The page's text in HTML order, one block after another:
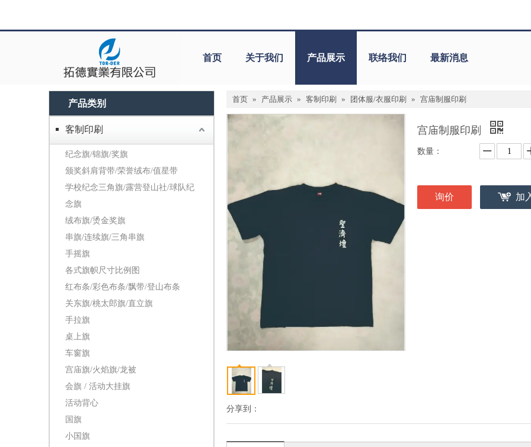
首页 关于我们 产品展示 联络我们 最新消息
产品类别
客制印刷
纪念旗/锦旗/奖旗
颁奖斜肩背带/荣誉绒布/值星带
学校纪念三角旗/露营登山社/球队纪
念旗
绒布旗/烫金奖旗
串旗/连续旗/三角串旗
手摇旗
各式旗帜尺寸比例图
红布条/彩色布条/飘带/登山布条
关东旗/桃太郎旗/直立旗
手拉旗
桌上旗
车窗旗
宫庙旗/火焰旗/龙被
会旗 / 活动大挂旗
活动背心
国旗
小国旗
首页 » 产品展示 » 客制印刷 » 团体服/衣服印刷 » 宫庙制服印刷
分享到：
宫庙制服印刷
数量：
询价 加